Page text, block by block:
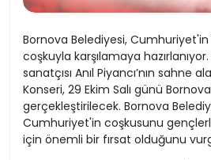
Bornova Belediyesi, Cumhuriyet'in
coşkuyla karşılamaya
sanatçısı Anıl Piyancı’nın sahne
Konseri, 29 Ekim Salı günü
gerçekleştirilecek. Bornova
Cumhuriyet'in coşkusunu
için önemli bir fırsat olduğunu